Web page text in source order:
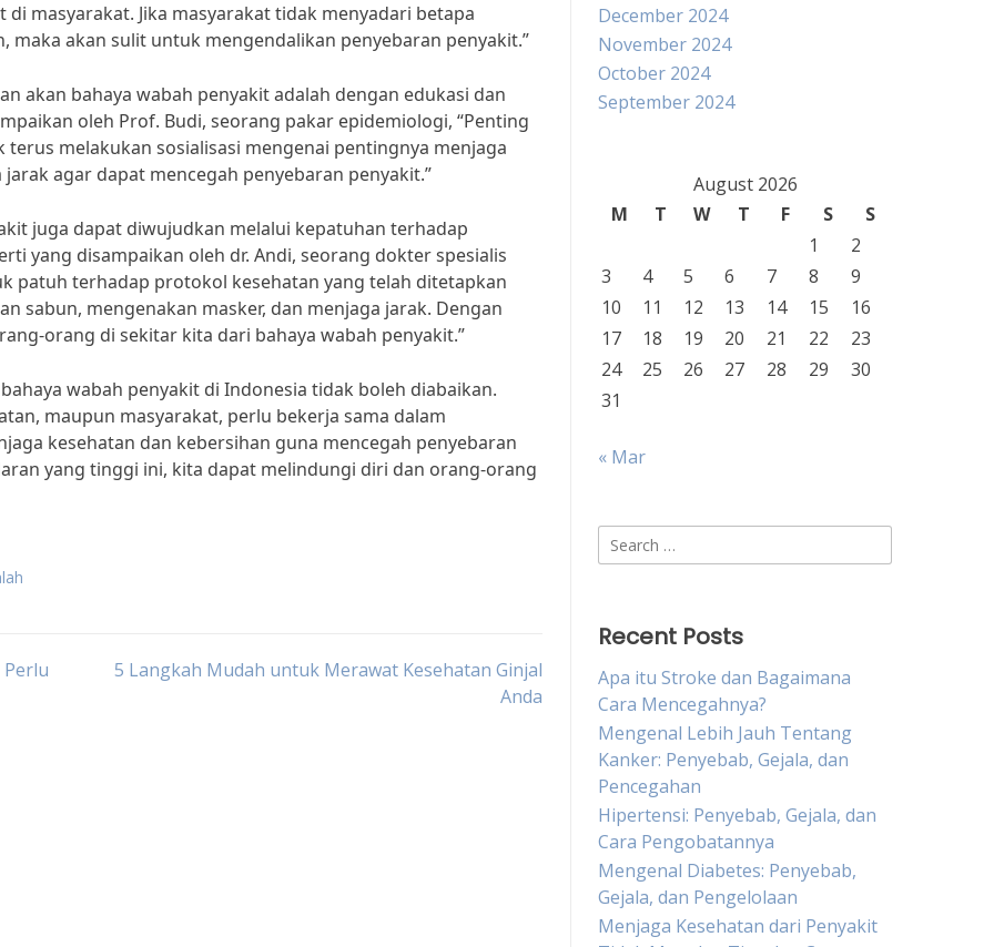
masyarakat. Jika masyarakat tidak menyadari betapa
maka akan sulit untuk mengendalikan penyebaran penyakit.”
akan bahaya wabah penyakit adalah dengan edukasi dan
oleh Prof. Budi, seorang pakar epidemiologi, “Penting
melakukan sosialisasi mengenai pentingnya menjaga
agar dapat mencegah penyebaran penyakit.”
juga dapat diwujudkan melalui kepatuhan terhadap
yang disampaikan oleh dr. Andi, seorang dokter spesialis
patuh terhadap protokol kesehatan yang telah ditetapkan
sabun, mengenakan masker, dan menjaga jarak. Dengan
orang di sekitar kita dari bahaya wabah penyakit.”
wabah penyakit di Indonesia tidak boleh diabaikan.
maupun masyarakat, perlu bekerja sama dalam
kesehatan dan kebersihan guna mencegah penyebaran
yang tinggi ini, kita dapat melindungi diri dan orang-orang
5 Langkah Mudah untuk Merawat Kesehatan Ginjal
Anda
December 2024
November 2024
October 2024
September 2024
August 2026
M
T W T F S
S
1
2
3
4 5 6 7 8
9
10
11 12 13 14 15
16
17
18 19 20 21 22
23
24
25 26 27 28 29
30
31
« Mar
Search
for:
Recent Posts
Apa itu Stroke dan Bagaimana
Cara Mencegahnya?
Mengenal Lebih Jauh Tentang
Kanker: Penyebab, Gejala, dan
Pencegahan
Hipertensi: Penyebab, Gejala, dan
Cara Pengobatannya
Mengenal Diabetes: Penyebab,
Gejala, dan Pengelolaan
Menjaga Kesehatan dari Penyakit